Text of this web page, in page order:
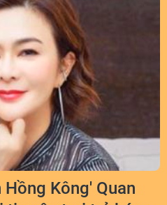
Kông' Quan